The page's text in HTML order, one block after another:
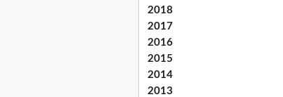
2018
2017
2016
2015
2014
2013